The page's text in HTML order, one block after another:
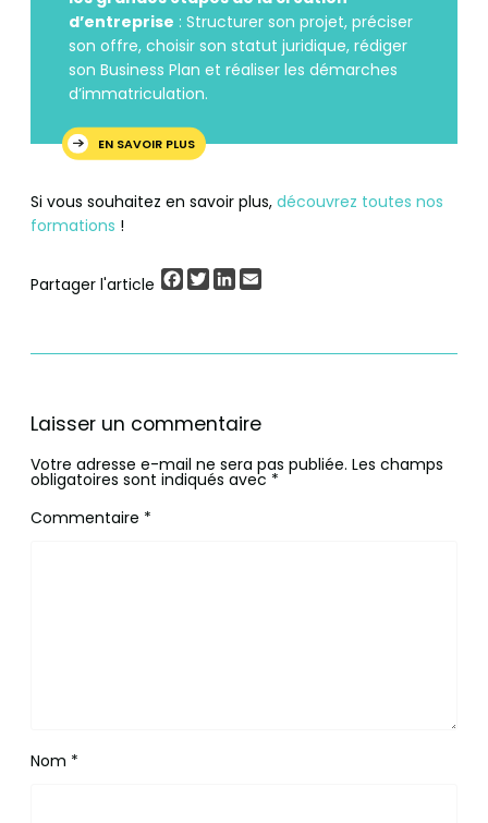
d’entreprise : Structurer son projet, préciser
son offre, choisir son statut juridique, rédiger
son Business Plan et réaliser les démarches
d’immatriculation.
EN SAVOIR PLUS
Si vous souhaitez en savoir plus, découvrez toutes nos
formations !
Partager l'article Facebook
TwitterLinkedIn
Laisser un commentaire
Votre adresse e-mail ne sera pas publiée. Les champs
obligatoires sont indiqués avec *
Commentaire *
Nom *